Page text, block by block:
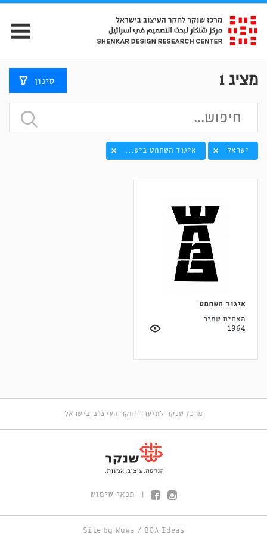
מציג1 סינון
ישראל איגוד השחמט ביש...
איגוד השחמט
האחים שמיר
1964
מרכז שנקר לתיעוד וחקר העיצוב בישראל
תנאי שימוש
Site by Wuwa / BOA Ideas